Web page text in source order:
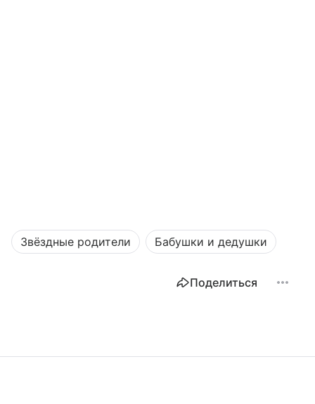
Звёздные родители Бабушки и дедушки
Поделиться